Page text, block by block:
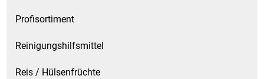
Profisortiment
Reinigungshilfsmittel
Reis / Hülsenfrüchte